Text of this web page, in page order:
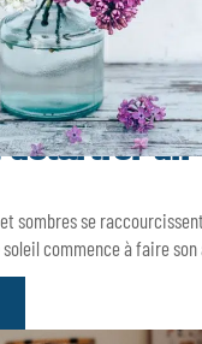
détartrer un
sombres se
commence à faire